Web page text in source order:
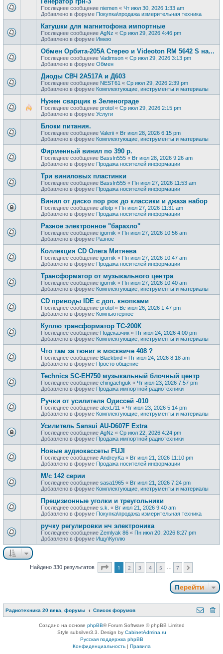
Последнее сообщение niemen « Чт июл 30, 2026 1:33 am
Добавлено в форуме Покупка\продажа измерительная техника
Катушки для магнитофона импортные
Последнее сообщение AgNz « Ср июл 29, 2026 4:46 pm
Добавлено в форуме Имею
Обмен Орбита-205А Стерео и Videoton RM 5642 S на...
Последнее сообщение Vadimson « Ср июл 29, 2026 3:13 pm
Добавлено в форуме Обмен
Диоды СВЧ 2А517А и Д603
Последнее сообщение NEST61 « Ср июл 29, 2026 2:39 pm
Добавлено в форуме Комплектующие, инструменты и материалы
Нужен сварщик в Зеленограде
Последнее сообщение protol « Ср июл 29, 2026 2:15 pm
Добавлено в форуме Услуги
Блоки питания.
Последнее сообщение Valerii « Вт июл 28, 2026 6:15 pm
Добавлено в форуме Комплектующие, инструменты и материалы
Фирменный винил по 390 р.
Последнее сообщение BassIn555 « Вт июл 28, 2026 9:26 am
Добавлено в форуме Продажa носителей информации
Три виниловых пластинки
Последнее сообщение BassIn555 « Пн июл 27, 2026 11:53 am
Добавлено в форуме Продажa носителей информации
Винил от диско пор рок до классики и джаза набор
Последнее сообщение aflotp « Пн июл 27, 2026 11:31 am
Добавлено в форуме Продажa носителей информации
Разное электронное "барахло"
Последнее сообщение igornik « Пн июл 27, 2026 10:56 am
Добавлено в форуме Разное
Коллекция CD Олега Митяева
Последнее сообщение igornik « Пн июл 27, 2026 10:47 am
Добавлено в форуме Продажa носителей информации
Трансформатор от музыкального центра
Последнее сообщение igornik « Пн июл 27, 2026 10:40 am
Добавлено в форуме Комплектующие, инструменты и материалы
CD приводы IDE с доп. кнопками
Последнее сообщение protol « Вс июл 26, 2026 1:47 pm
Добавлено в форуме Компьютерное
Куплю трансформатор ТС-200К
Последнее сообщение Подсказчик « Пт июл 24, 2026 4:00 pm
Добавлено в форуме Комплектующие, инструменты и материалы
Что там за тюниг в москвиче 408 ?
Последнее сообщение Blackbird « Пт июл 24, 2026 8:18 am
Добавлено в форуме Просто общение
Technics SC-EH750 музыкальный блочный центр
Последнее сообщение chingachguk « Чт июл 23, 2026 7:57 pm
Добавлено в форуме Продажа импортной радиотехники
Ручки от усилителя Одиссей -010
Последнее сообщение alexL/11 « Чт июл 23, 2026 5:14 pm
Добавлено в форуме Комплектующие, инструменты и материалы
Усилитель Sansui AU-D607F Extra
Последнее сообщение AgNz « Ср июл 22, 2026 4:24 pm
Добавлено в форуме Продажа импортной радиотехники
Новые аудиокассеты FUJI
Последнее сообщение AndreyKa « Вт июл 21, 2026 11:10 pm
Добавлено в форуме Продажa носителей информации
М/с 142 серии
Последнее сообщение sasa1965 « Вт июл 21, 2026 7:24 pm
Добавлено в форуме Комплектующие, инструменты и материалы
Прецизионные уголки и треугольники
Последнее сообщение s.k. « Вт июл 21, 2026 9:40 am
Добавлено в форуме Покупка\продажа измерительная техника
ручку регулировки нч электроника
Последнее сообщение Zemlyak 86 « Пн июл 20, 2026 8:27 pm
Добавлено в форуме Ищу\Куплю
Найдено 330 результатов Страница из
1 2 3 4 5 7
Перейти
Радиотехника 20 века, форумы Список форумов
Создано на основе phpBB® Forum Software © phpBB Limited
Style subsilver3.3. Design by CabinetAdmina.ru
Русская поддержка phpBB
Конфиденциальность| Правила